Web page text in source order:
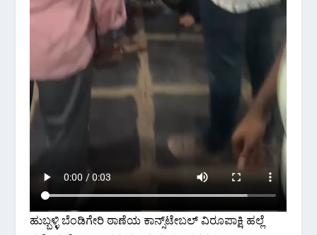
ಹುಬ್ಬಳ್ಳಿ ಬೆಂಡಿಗೇರಿ ಠಾಣೆಯ ಕಾನ್ಸ್‌ಟೇಬಲ್ ವಿರೂಪಾಕ್ಷಿ ಹಲ್ಲೆ